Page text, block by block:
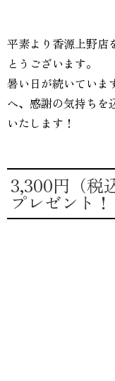
平素より香源上野店
とうございます。
暑い日が続いていま
へ、感謝の気持ちを
いたします！
3,300円（税
プレゼント！